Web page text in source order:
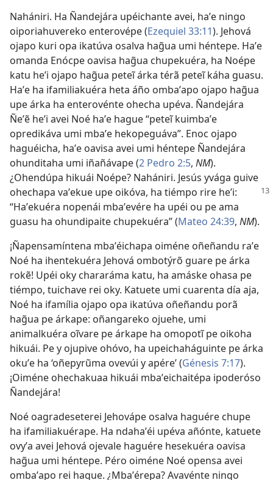
Nahániri. Ha Ñandejára upéichante avei, haʼe ningo
oiporiahuvereko enterovépe (Ezequiel 33:11). Jehová
ojapo kuri opa ikatúva osalva hag̃ua umi héntepe. Haʼe
omanda Enócpe oavisa hag̃ua chupekuéra, ha Noépe
katu heʼi ojapo hag̃ua peteĩ árka térã peteĩ káha guasu.
Haʼe ha ifamiliakuéra heta áño ombaʼapo ojapo hag̃ua
upe árka ha enterovénte ohecha upéva. Ñandejára
Ñeʼẽ heʼi avei Noé haʼe hague “peteĩ kuimbaʼe
opredikáva umi mbaʼe hekopeguáva”. Enoc ojapo
haguéicha, haʼe oavisa avei umi héntepe Ñandejára
ohunditaha umi iñañávape (2 Pedro 2:5, NM).
¿Ohendúpa hikuái Noépe? Nahániri. Jesús yvága guive
ohechapa vaʼekue upe oikóva, ha tiémpo rire heʼi:
“Haʼekuéra nopenái mbaʼevére ha upéi ou pe ama
guasu ha ohundipaite chupekuéra” (Mateo 24:39, NM).
¡Ñapensamíntena mbaʼéichapa oiméne oñeñandu raʼe
Noé ha ihentekuéra Jehová ombotýrõ guare pe árka
rokẽ! Upéi oky chararáma katu, ha amáske ohasa pe
tiémpo, tuichave rei oky. Katuete umi cuarenta día aja,
Noé ha ifamília ojapo opa ikatúva oñeñandu porã
hag̃ua pe árkape: oñangareko ojuehe, umi
animalkuéra oĩvare pe árkape ha omopotĩ pe oikoha
hikuái. Pe y ojupive ohóvo, ha upeichaháguinte pe árka
okuʼe ha ‘oñepyrũma ovevúi y apére’ (Génesis 7:17).
¡Oiméne ohechakuaa hikuái mbaʼeichaitépa ipoderóso
Ñandejára!
Noé oagradeseterei Jehovápe osalva haguére chupe
ha ifamiliakuérape. Ha ndahaʼéi upéva añónte, katuete
ovyʼa avei Jehová ojevale haguére hesekuéra oavisa
hag̃ua umi héntepe. Péro oiméne Noé opensa avei
ombaʼapo rei hague. ¿Mbaʼérepa? Avavénte ningo